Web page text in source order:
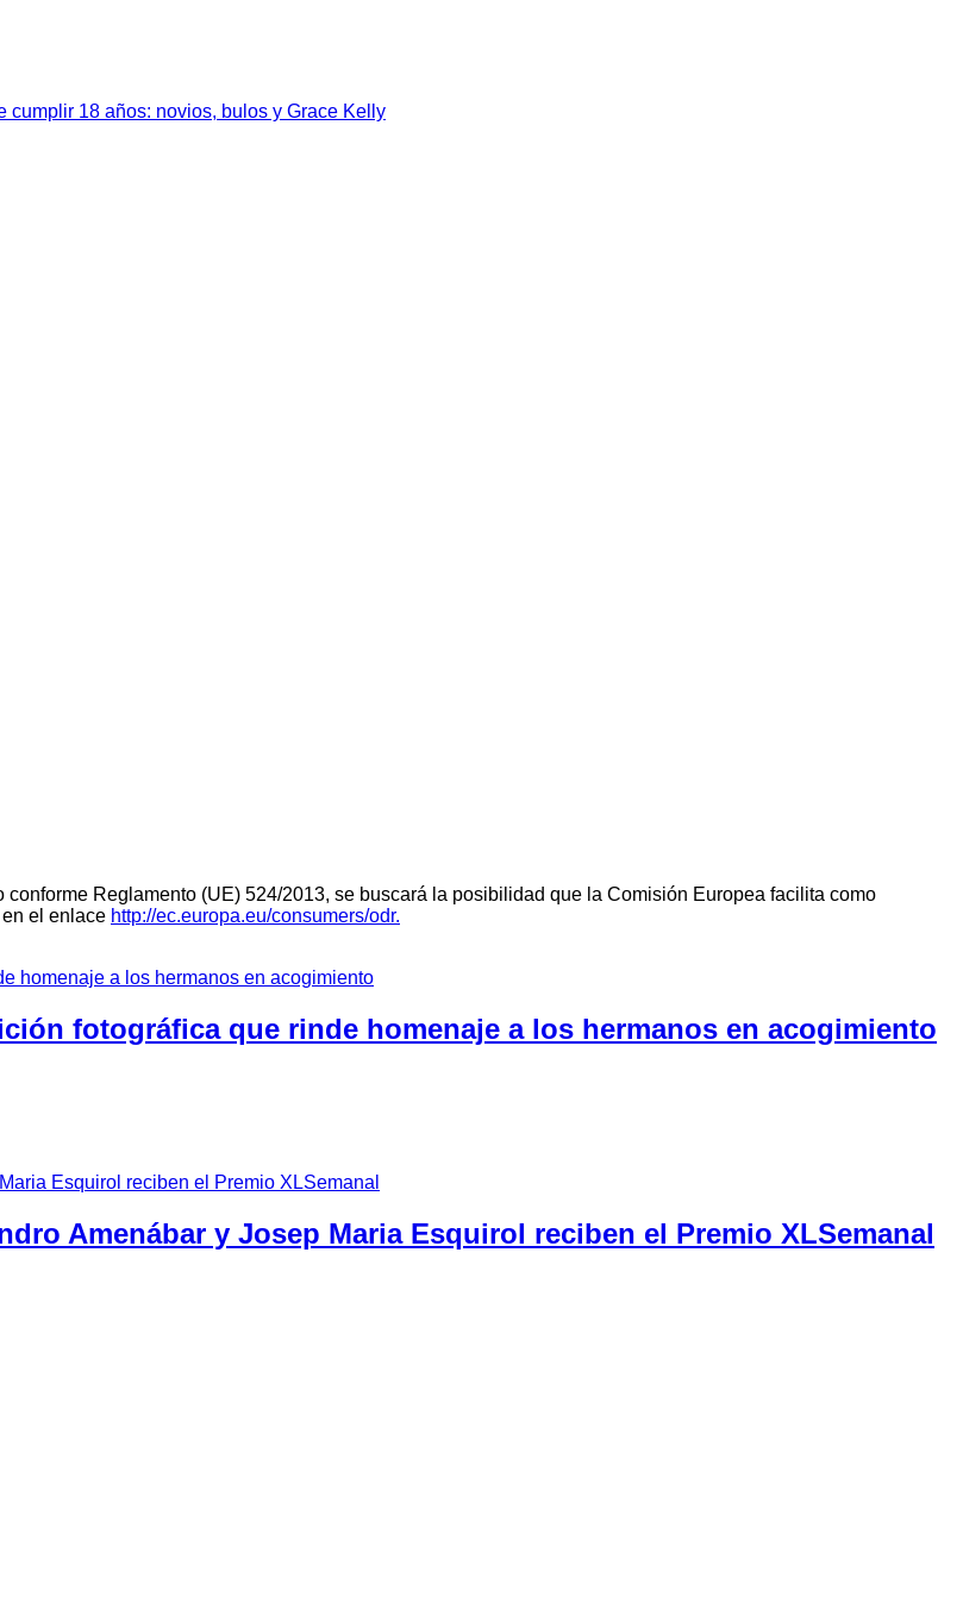
cumplir 18 años: novios, bulos y Grace Kelly
Reglamento (UE) 524/2013, se buscará la posibilidad que la Comisión Europea facilita como
el enlace http://ec.europa.eu/consumers/odr.
fotográfica que rinde homenaje a los hermanos en acogimiento
Amenábar y Josep Maria Esquirol reciben el Premio XLSemanal